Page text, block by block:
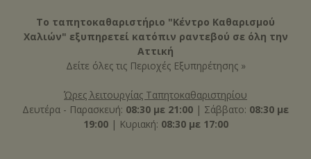
Το ταπητοκαθαριστήριο "Κέντρο Καθαρισμού
Χαλιών" εξυπηρετεί κατόπιν ραντεβού σε όλη την
Αττική
Δείτε όλες τις Περιοχές Εξυπηρέτησης »
Ώρες λειτουργίας Ταπητοκαθαριστηρίου
Δευτέρα - Παρασκευή: 08:30 με 21:00 | Σάββατο: 08:30 με
19:00| Κυριακή: 08:30 με 17:00